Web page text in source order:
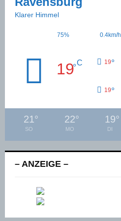
Klarer Himmel
75% 0.4km/h
19°C 19°
19°
21°
SO
22°
MO
19°
DI
– ANZEIGE –